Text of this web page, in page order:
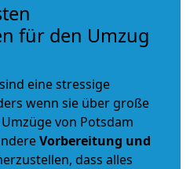
für den Umzug
eine stressige
wenn sie über große
von Potsdam
Vorbereitung und
dass alles